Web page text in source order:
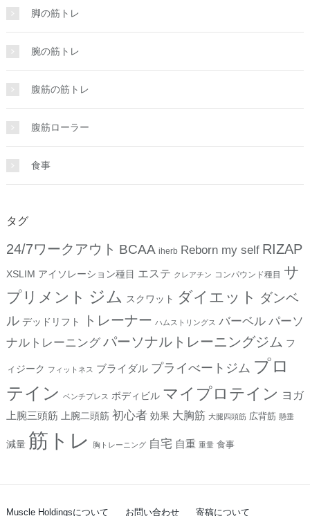
脚の筋トレ
腕の筋トレ
腹筋の筋トレ
腹筋ローラー
食事
タグ
24/7ワークアウト BCAA iherb Reborn my self RIZAP
XSLIM アイソレーション種目 エステ クレアチン コンパウンド種目 サ
プリメント ジム スクワット ダイエット ダンベ
ル デッドリフト トレーナー ハムストリングス バーベル パーソ
ナルトレーニング パーソナルトレーニングジム フ
ィジーク フィットネス ブライダル プライべートジム プロ
テイン ベンチプレス ボディビル マイプロテイン ヨガ
上腕三頭筋
上腕二頭筋 初心者 効果 大胸筋 大腿四頭筋 広背筋 懸垂
減量 筋トレ 胸トレーニング 自宅 自重 重量 食事
Muscle Holdingsについて お問い合わせ 寄稿について